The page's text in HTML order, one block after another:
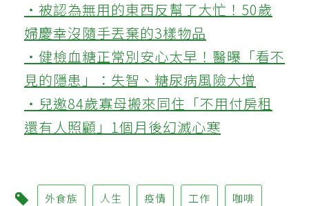
‧被認為無用的東西反幫了大忙！50歲
婦慶幸沒隨手丟棄的3樣物品
‧健檢血糖正常別安心太早！醫曝「看不
見的隱患」：失智、糖尿病風險大增
‧兒邀84歲寡母搬來同住「不用付房租
還有人照顧」1個月後幻滅心寒
外食族 人生 疫情 工作 咖啡